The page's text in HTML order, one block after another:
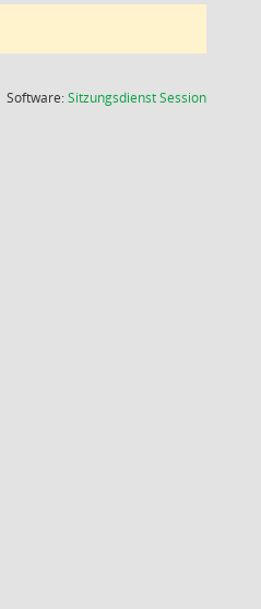
Software:SitzungsdienstSession(Wird in